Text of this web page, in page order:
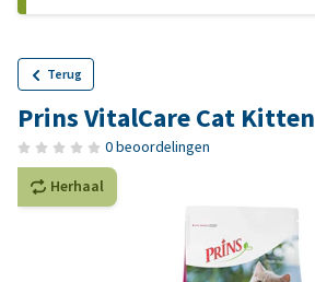
Terug
Prins VitalCare Cat Kitten
0 beoordelingen
Herhaal